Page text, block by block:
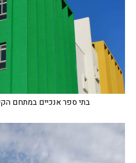
בתי ספר אנכיים במתחם